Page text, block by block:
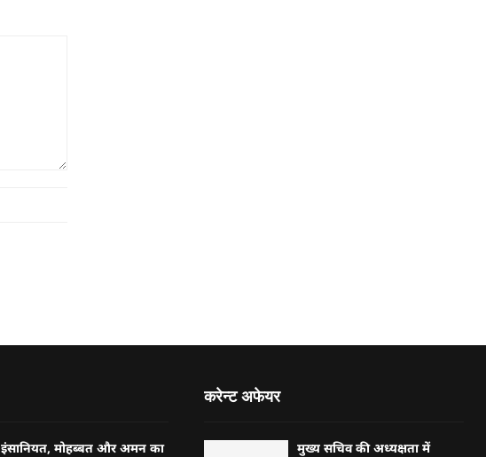
इंसानियत, मोहब्बत और अमन का
करेन्ट अफेयर
मुख्य सचिव की अध्यक्षता में